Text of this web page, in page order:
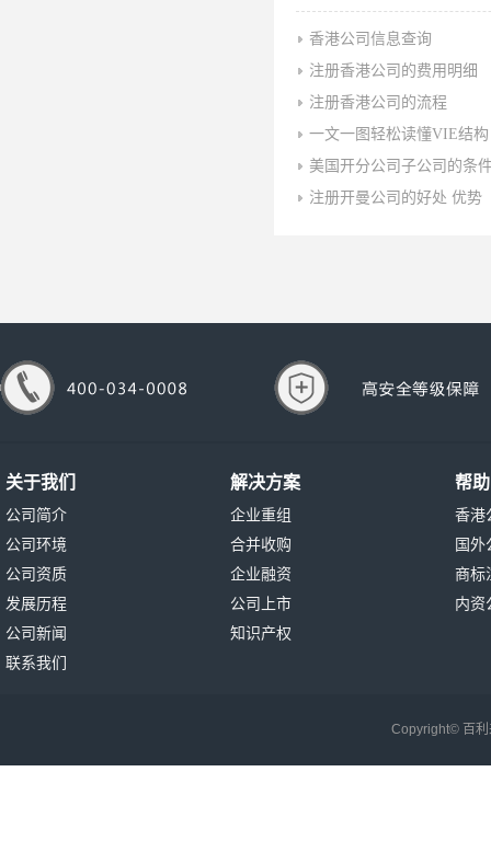
香港公司信息查询
注册香港公司的费用明细
注册香港公司的流程
一文一图轻松读懂VIE结
美国开分公司子公司的条
注册开曼公司的好处 优势
关于我们
公司简介
公司环境
公司资质
发展历程
公司新闻
联系我们
解决方案
企业重组
合并收购
企业融资
公司上市
知识产权
帮
香港
国外
商标
内资
Copyright© 百